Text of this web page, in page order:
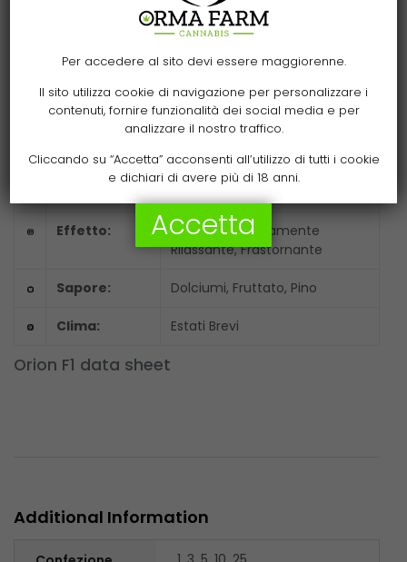
Orion F1 data sheet
65 – 80 cm
Tempo di
35 – 40 giorni
Raccolto:
65 – 70 giorni dopo la
germinazione
Terpeni
Cariofillene, Farnesene,
Mircene, Ocimene
Effetto:
Calmante, Fisicamente
Rilassante, Frastornante
Sapore: Dolciumi, Fruttato, Pino
Clima: Estati Brevi
Additional Information
Per accedere al sito devi essere maggiorenne.
Il sito utilizza cookie di navigazione per personalizzare i
contenuti, fornire funzionalità dei social media e per
analizzare il nostro traffico.
Cliccando su “Accetta” acconsenti all’utilizzo di tutti i cookie
e dichiari di avere più di 18 anni.
Accetta